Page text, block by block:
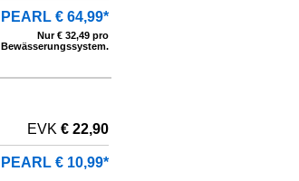
PEARL € 64,99*
Nur € 32,49 pro
Bewässerungssystem.
EVK € 22,90
PEARL € 10,99*